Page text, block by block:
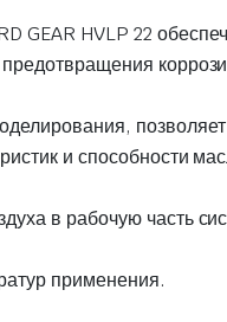
HVLP 22
позволяет
и способности
в рабочую часть
применения.